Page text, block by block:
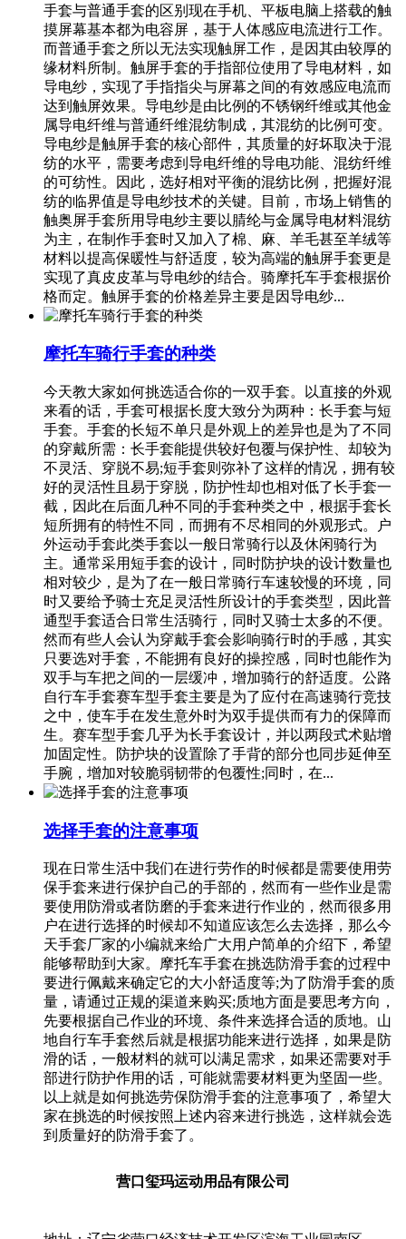
手套与普通手套的区别现在手机、平板电脑上搭载的触
摸屏幕基本都为电容屏，基于人体感应电流进行工作。
而普通手套之所以无法实现触屏工作，是因其由较厚的
缘材料所制。触屏手套的手指部位使用了导电材料，如
导电纱，实现了手指指尖与屏幕之间的有效感应电流而
达到触屏效果。导电纱是由比例的不锈钢纤维或其他金
属导电纤维与普通纤维混纺制成，其混纺的比例可变。
导电纱是触屏手套的核心部件，其质量的好坏取决于混
纺的水平，需要考虑到导电纤维的导电功能、混纺纤维
的可纺性。因此，选好相对平衡的混纺比例，把握好混
纺的临界值是导电纱技术的关键。目前，市场上销售的
触奥屏手套所用导电纱主要以腈纶与金属导电材料混纺
为主，在制作手套时又加入了棉、麻、羊毛甚至羊绒等
材料以提高保暖性与舒适度，较为高端的触屏手套更是
实现了真皮皮革与导电纱的结合。骑摩托车手套根据价
格而定。触屏手套的价格差异主要是因导电纱...
摩托车骑行手套的种类
今天教大家如何挑选适合你的一双手套。以直接的外观
来看的话，手套可根据长度大致分为两种：长手套与短
手套。手套的长短不单只是外观上的差异也是为了不同
的穿戴所需：长手套能提供较好包覆与保护性、却较为
不灵活、穿脱不易;短手套则弥补了这样的情况，拥有较
好的灵活性且易于穿脱，防护性却也相对低了长手套一
截，因此在后面几种不同的手套种类之中，根据手套长
短所拥有的特性不同，而拥有不尽相同的外观形式。户
外运动手套此类手套以一般日常骑行以及休闲骑行为
主。通常采用短手套的设计，同时防护块的设计数量也
相对较少，是为了在一般日常骑行车速较慢的环境，同
时又要给予骑士充足灵活性所设计的手套类型，因此普
通型手套适合日常生活骑行，同时又骑士太多的不便。
然而有些人会认为穿戴手套会影响骑行时的手感，其实
只要选对手套，不能拥有良好的操控感，同时也能作为
双手与车把之间的一层缓冲，增加骑行的舒适度。公路
自行车手套赛车型手套主要是为了应付在高速骑行竞技
之中，使车手在发生意外时为双手提供而有力的保障而
生。赛车型手套几乎为长手套设计，并以两段式术贴增
加固定性。防护块的设置除了手背的部分也同步延伸至
手腕，增加对较脆弱韧带的包覆性;同时，在...
选择手套的注意事项
现在日常生活中我们在进行劳作的时候都是需要使用劳
保手套来进行保护自己的手部的，然而有一些作业是需
要使用防滑或者防磨的手套来进行作业的，然而很多用
户在进行选择的时候却不知道应该怎么去选择，那么今
天手套厂家的小编就来给广大用户简单的介绍下，希望
能够帮助到大家。摩托车手套在挑选防滑手套的过程中
要进行佩戴来确定它的大小舒适度等;为了防滑手套的质
量，请通过正规的渠道来购买;质地方面是要思考方向，
先要根据自己作业的环境、条件来选择合适的质地。山
地自行车手套然后就是根据功能来进行选择，如果是防
滑的话，一般材料的就可以满足需求，如果还需要对手
部进行防护作用的话，可能就需要材料更为坚固一些。
以上就是如何挑选劳保防滑手套的注意事项了，希望大
家在挑选的时候按照上述内容来进行挑选，这样就会选
到质量好的防滑手套了。
营口玺玛运动用品有限公司